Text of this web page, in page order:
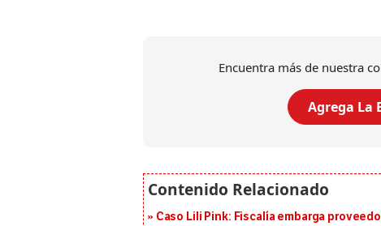
Encuentra más de nuestra
Agrega La
Caso Lili Pink: Fiscalía embarga